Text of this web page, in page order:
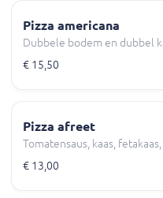
Pizza americana
Dubbele bodem en dubbel
€ 15,50
Pizza afreet
Tomatensaus, kaas,
€ 13,00